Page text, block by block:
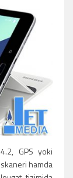
GPS yoki
hamda